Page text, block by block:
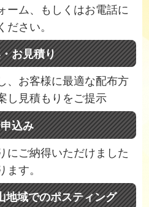
ーム、もしくはお電話に
さい。
お見積り
、お客様に最適な配布方
し見積もりをご提示
込み
にご納得いただけました
す。
地域でのポスティング